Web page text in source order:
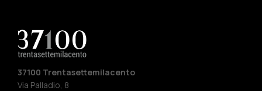
37100 Trentasettemilacento
Via Palladio, 8